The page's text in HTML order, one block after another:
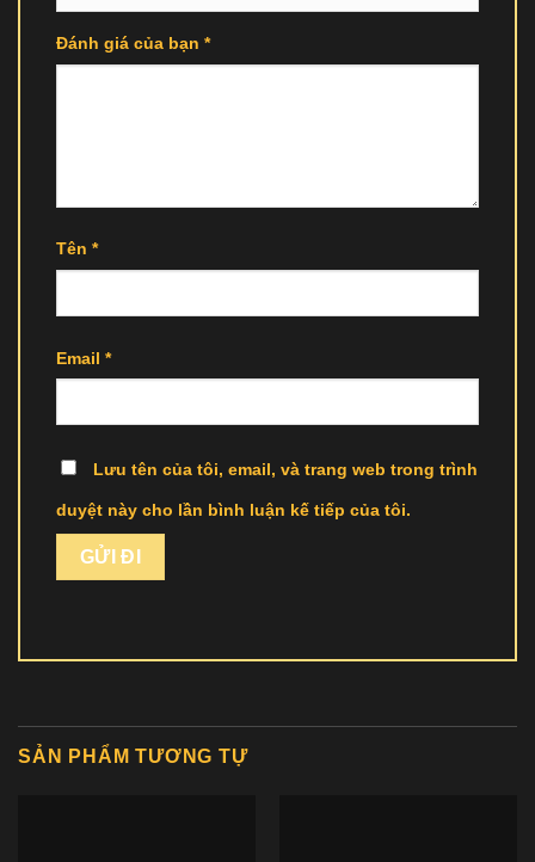
Đánh giá của bạn *
Tên *
Email *
Lưu tên của tôi, email, và trang web trong trình
duyệt này cho lần bình luận kế tiếp của tôi.
SẢN PHẨM TƯƠNG TỰ